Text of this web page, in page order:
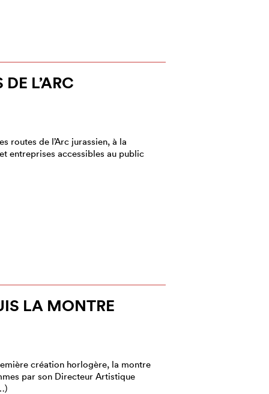
L’ARC
routes de l’Arc jurassien, à la
entreprises accessibles au public
LA MONTRE
création horlogère, la montre
par son Directeur Artistique